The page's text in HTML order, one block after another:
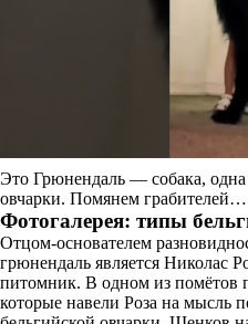
Это Грюнендаль — собака, одна
овчарки. Помянем грабителей…
Фотогалерея: типы
Отцом-основателем
грюнендаль является Николас
питомник. В одном из помётов
которые навели Роза на мысль